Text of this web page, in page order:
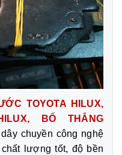
TOYOTA HILUX,
BỐ THẮNG
chuyền công nghệ
lượng tốt, độ bền